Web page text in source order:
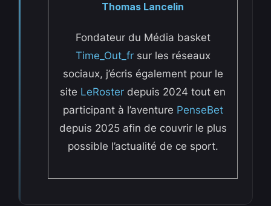
Thomas Lancelin
Fondateur du Média basket
Time_Out_frsur les réseaux
sociaux, j’écris également pour le
site LeRoster depuis 2024 tout en
participant à l’aventure PenseBet
depuis 2025 afin de couvrir le plus
possible l’actualité de ce sport.